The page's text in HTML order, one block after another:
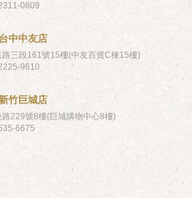
0809
中中友店
路三段161號15樓(中友百貨C棟15樓)
9610
竹巨城店
229號8樓(巨城購物中心8樓)
6675